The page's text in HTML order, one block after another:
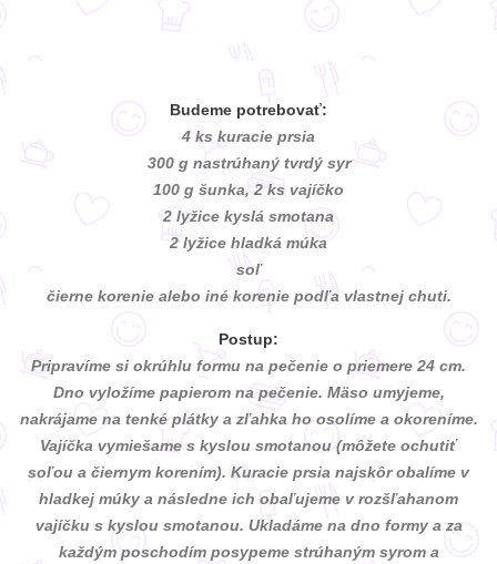
Budeme potrebovať:
4 ks kuracie prsia
300 g nastrúhaný tvrdý syr
100 g šunka, 2 ks vajíčko
2 lyžice kyslá smotana
2 lyžice hladká múka
soľ
čierne korenie alebo iné korenie podľa vlastnej chuti.
Postup:
Pripravíme si okrúhlu formu na pečenie o priemere 24 cm.
Dno vyložíme papierom na pečenie. Mäso umyjeme,
nakrájame na tenké plátky a zľahka ho osolíme a okoreníme.
Vajíčka vymiešame s kyslou smotanou (môžete ochutiť
soľou a čiernym korením). Kuracie prsia najskôr obalíme v
hladkej múky a následne ich obaľujeme v rozšľahanom
vajíčku s kyslou smotanou. Ukladáme na dno formy a za
každým poschodím posypeme strúhaným syrom a